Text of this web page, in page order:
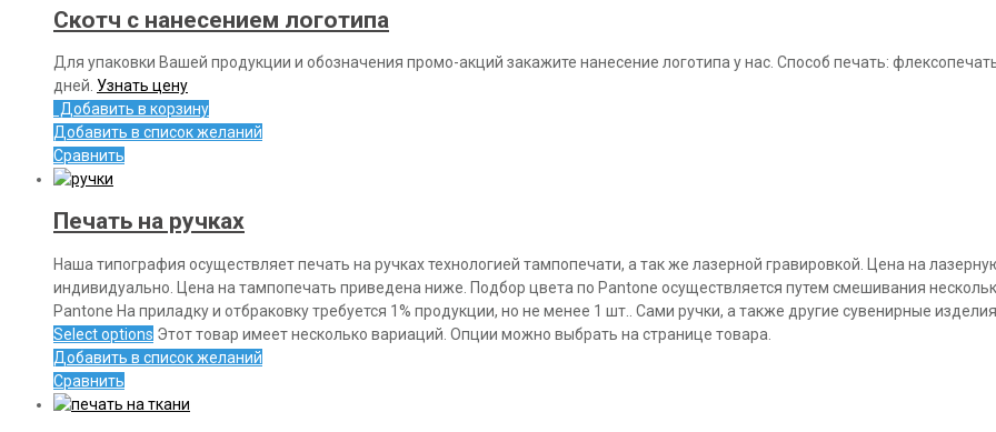
Скотч с нанесением логотипа
Для упаковки Вашей продукции и обозначения промо-акций закажите нанесение логотипа у нас. Способ печать:
дней. Узнать цену
Добавить в корзину
Добавить в список желаний
Сравнить
Печать на ручках
Наша типография осуществляет печать на ручках технологией тампопечати, а так же лазерной гравировкой. Цена на
индивидуально. Цена на тампопечать приведена ниже. Подбор цвета по Pantone осуществляется путем смешивания
Pantone На приладку и отбраковку требуется 1% продукции, но не менее 1 шт.. Сами ручки, а также другие сувенирные
Select options Этот товар имеет несколько вариаций. Опции можно выбрать на странице товара.
Добавить в список желаний
Сравнить